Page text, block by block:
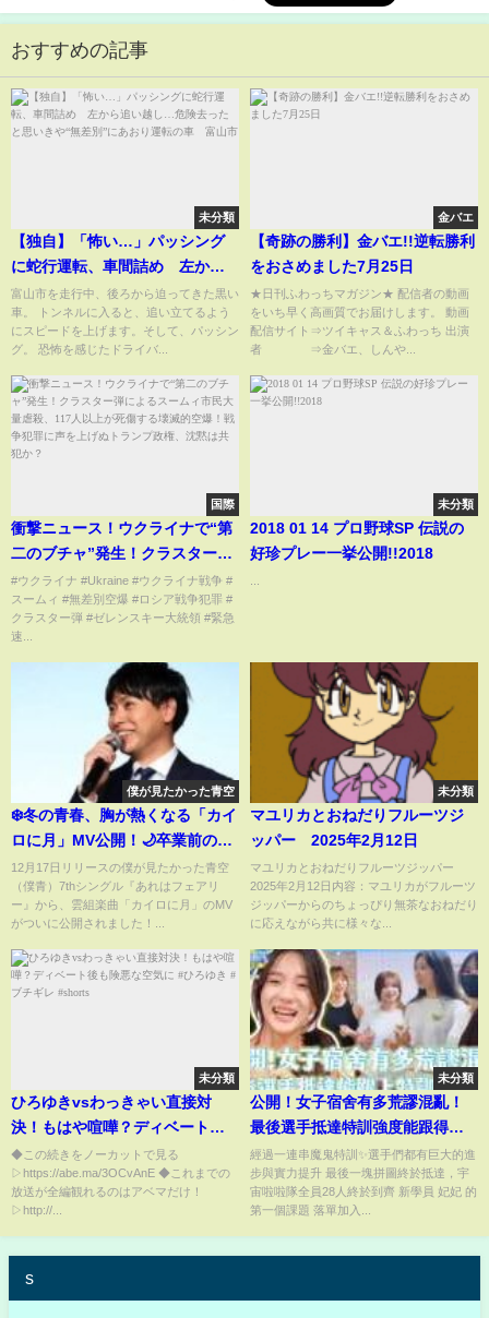
おすすめの記事
未分類
【独自】「怖い…」パッシング
に蛇行運転、車間詰め 左から
追い越し…危険去ったと思いき
や“無差別”にあおり運転の車
富山市
富山市を走行中、後ろから迫ってきた黒い
車。 トンネルに入ると、追い立てるよう
にスピードを上げます。そして、パッシン
グ。 恐怖を感じたドライバ...
金バエ
【奇跡の勝利】金バエ!!逆転勝利
をおさめました7月25日
★日刊ふわっちマガジン★ 配信者の動画
をいち早く高画質でお届けします。 動画
配信サイト⇒ツイキャス＆ふわっち 出演
者 ⇒金バエ、しんや...
国際
衝撃ニュース！ウクライナで“第
二のブチャ”発生！クラスター弾
によるスームィ市民大量虐殺、
117人以上が死傷する壊滅的空
爆！戦争犯罪に声を上げぬトラ
#ウクライナ #Ukraine #ウクライナ戦争 #
スームィ #無差別空爆 #ロシア戦争犯罪 #
クラスター弾 #ゼレンスキー大統領 #緊急
速...
未分類
2018 01 14 プロ野球SP 伝説の
好珍プレー一挙公開!!2018
僕が見たかった青空
❄️冬の青春、胸が熱くなる「カイ
ロに月」MV公開！🌙卒業前の最
後の冬…僕青の温かすぎる青春
ストーリー#僕が見たかった青空
#僕青 #カイロに月 #青春ソング
アリ
12月17日リリースの僕が見たかった青空
（僕青）7thシングル『あれはフェアリ
ー』から、雲組楽曲「カイロに月」のMV
がついに公開されました！...
未分類
マユリカとおねだりフルーツジ
ッパー 2025年2月12日
マユリカとおねだりフルーツジッパー
2025年2月12日内容：マユリカがフルーツ
ジッパーからのちょっぴり無茶なおねだり
に応えながら共に様々な...
未分類
ひろゆきvsわっきゃい直接対
決！もはや喧嘩？ディベート後
も険悪な空気に #ひろゆき #ブチ
ギレ #shorts
◆この続きをノーカットで見る
▷https://abe.ma/3OCvAnE ◆これまでの
放送が全編観れるのはアベマだけ！
▷http://...
未分類
公開！女子宿舍有多荒謬混亂！
最後選手抵達特訓強度能跟得上
嗎？！【宇宙啦啦隊-韓國特訓
EP6@ReloveCoLtd 】
經過一連串魔鬼特訓✨選手們都有巨大的進
步與實力提升 最後一塊拼圖終於抵達，宇
宙啦啦隊全員28人終於到齊 新學員 妃妃 的
第一個課題 落單加入...
s